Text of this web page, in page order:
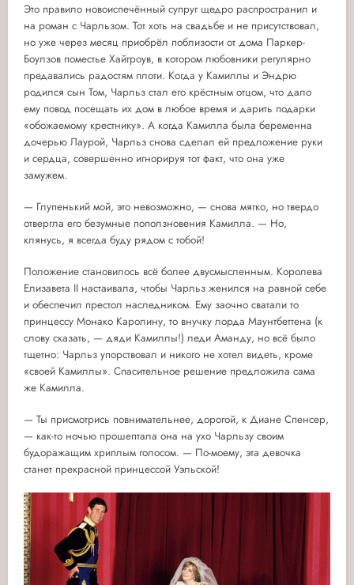
Это правило новоиспечённый супруг щедро распространил и
на роман с Чарльзом. Тот хоть на свадьбе и не присутствовал,
но уже через месяц приобрёл поблизости от дома Паркер-
Боулзов поместье Хайгроув, в котором любовники регулярно
предавались радостям плоти. Когда у Камиллы и Эндрю
родился сын Том, Чарльз стал его крёстным отцом, что дало
ему повод посещать их дом в любое время и дарить подарки
«обожаемому крестнику». А когда Камилла была беременна
дочерью Лаурой, Чарльз снова сделал ей предложение руки
и сердца, совершенно игнорируя тот факт, что она уже
замужем.
— Глупенький мой, это невозможно, — снова мягко, но твердо
отвергла его безумные поползновения Камилла. — Но,
клянусь, я всегда буду рядом с тобой!
Положение становилось всё более двусмысленным. Королева
Елизавета II настаивала, чтобы Чарльз женился на равной себе
и обеспечил престол наследником. Ему заочно сватали то
принцессу Монако Каролину, то внучку лорда Маунтбеттена (к
слову сказать, — дяди Камиллы!) леди Аманду, но всё было
тщетно: Чарльз упорствовал и никого не хотел видеть, кроме
«своей Камиллы». Спасительное решение предложила сама
же Камилла.
— Ты присмотрись повнимательнее, дорогой, к Диане Спенсер,
— как-то ночью прошептала она на ухо Чарльзу своим
будоражащим хриплым голосом. — По-моему, эта девочка
станет прекрасной принцессой Уэльской!